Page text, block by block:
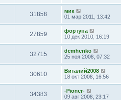
31858
мик
01 мар 2011, 13:42
27859
фортуна
10 дек 2010, 16:19
32715
demhenko
25 ноя 2008, 07:32
30610
Виталий2008
18 окт 2008, 16:56
34383
-Pioner-
09 авг 2008, 23:17